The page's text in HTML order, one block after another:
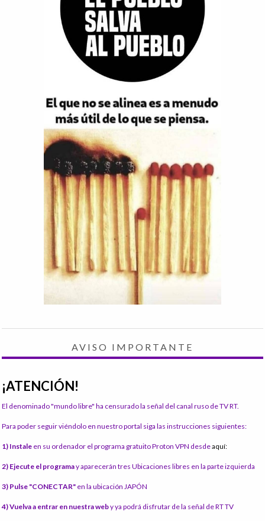
AVISO IMPORTANTE
¡ATENCIÓN!
El denominado "mundo libre" ha censurado la señal del canal ruso de TV RT.
Para poder seguir viéndolo en nuestro portal siga las instrucciones siguientes:
1) Instale en su ordenador el programa gratuito Proton VPN desdeaquí:
2) Ejecute el programay aparecerán tres Ubicaciones libres en la parte izquierda
3) Pulse "CONECTAR" en la ubicación JAPÓN
4) Vuelva a entrar en nuestra weby ya podrá disfrutar de la señal de RT TV